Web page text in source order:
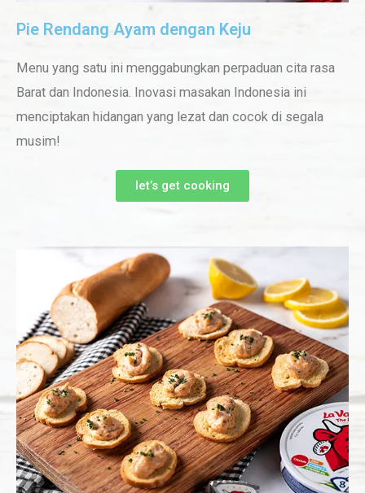
Pie Rendang Ayam dengan Keju
Menu yang satu ini menggabungkan perpaduan cita rasa
Barat dan Indonesia. Inovasi masakan Indonesia ini
menciptakan hidangan yang lezat dan cocok di segala
musim!
let’s get cooking